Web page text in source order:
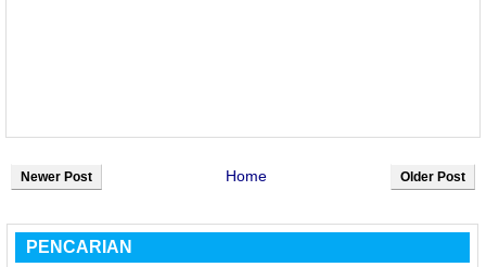
Newer Post Older Post
Home
PENCARIAN